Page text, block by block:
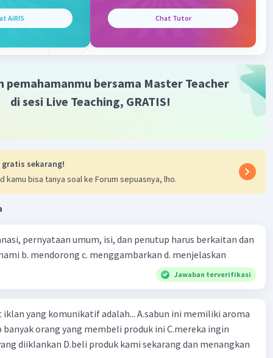
keran bila tidak digunakan.
keran bila tidak digunakan.
air secukupnya.
permukaan tanah dengan lapisan yang dapat
dan sayur sebaiknya di dalam wadah.
jawaban yang tepat adalah menggunakan air
dan mematikan keran bila tidak digunakan.
Community Level 72
04:26
terverifikasi
air secukupnya
mubazir air!
AiRIS Chat Tutor
pemahamanmu bersama Master Teacher
di sesi Live Teaching, GRATIS!
gratis sekarang!
kamu bisa tanya soal ke Forum sepuasnya, lho.
pernyataan umum, isi, dan penutup harus berkaitan dan
b. mendorong c. menggambarkan d. menjelaskan
Jawaban terverifikasi
adalah... A.sabun ini memiliki aroma
banyak orang yang membeli produk ini C.mereka ingin
diiklankan D.beli produk kami sekarang dan menangkan